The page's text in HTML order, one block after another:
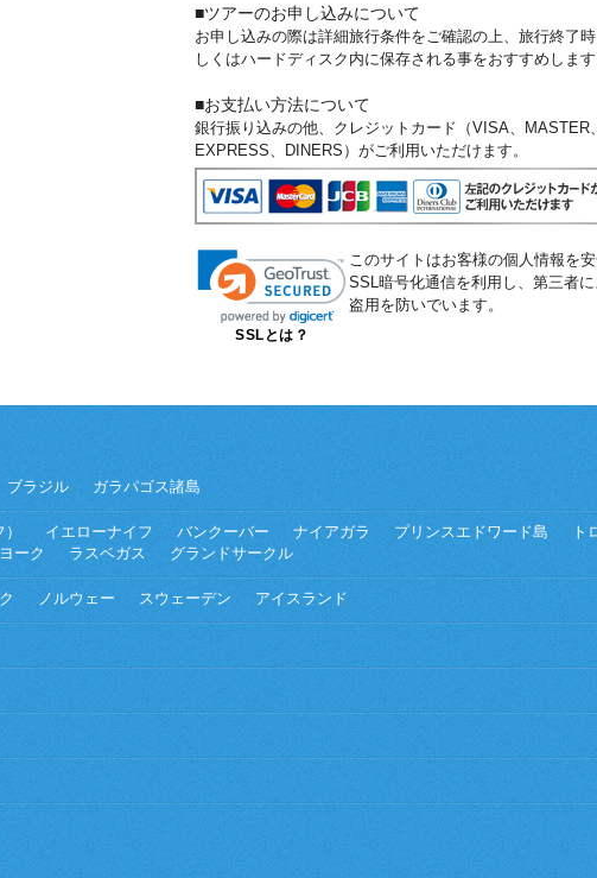
■ツアーのお申し込みについて
お申し込みの際は詳細旅行条件をご確認の上、旅行終了
しくはハードディスク内に保存される事をおすすめします
■お支払い方法について
銀行振り込みの他、クレジットカード（VISA、MASTER
EXPRESS、DINERS）がご利用いただけます。
SSLとは？
このサイトはお客様の個人情報を
SSL暗号化通信を利用し、第三者
盗用を防いでいます。
ブラジル ガラパゴス諸島
イエローナイフ バンクーバー ナイアガラ プリンスエドワード島
ト
ーク ラスベガス グランドサークル
ノルウェー スウェーデン アイスランド